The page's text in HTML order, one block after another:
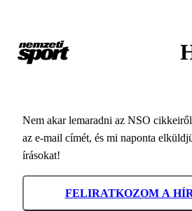
Nem akar lemaradni az NSO
az e-mail címét, és mi naponta
írásokat!
FELIRATKOZOM A